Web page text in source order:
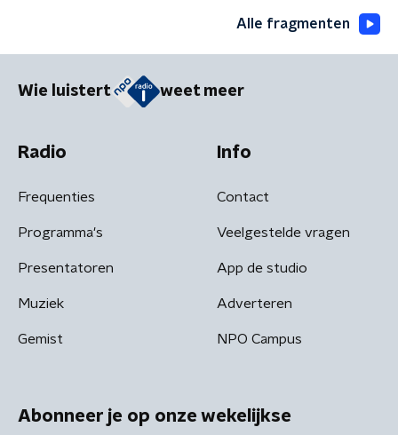
Alle fragmenten
Wie luistert weet meer
Radio
Frequenties
Programma's
Presentatoren
Muziek
Gemist
Info
Contact
Veelgestelde vragen
App de studio
Adverteren
NPO Campus
Abonneer je op onze wekelijkse